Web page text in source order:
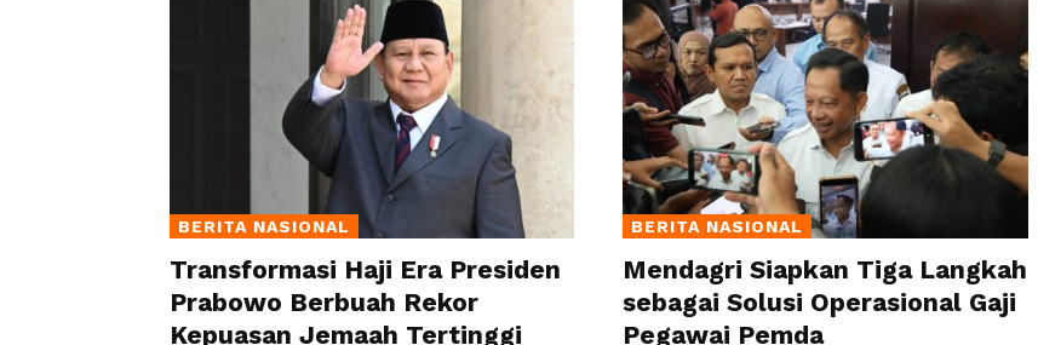
BERITA NASIONAL
Transformasi Haji Era Presiden
Prabowo Berbuah Rekor
Kepuasan Jemaah Tertinggi
BERITA NASIONAL
Mendagri Siapkan Tiga Langkah
sebagai Solusi Operasional Gaji
Pegawai Pemda